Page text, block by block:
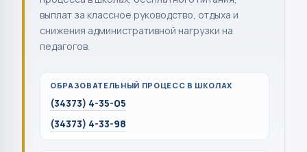
выплат за классное руководство, отдыха и
снижения административной нагрузки на
педагогов.
ОБРАЗОВАТЕЛЬНЫЙ ПРОЦЕСС В ШКОЛАХ
(34373) 4-35-05
(34373) 4-33-98